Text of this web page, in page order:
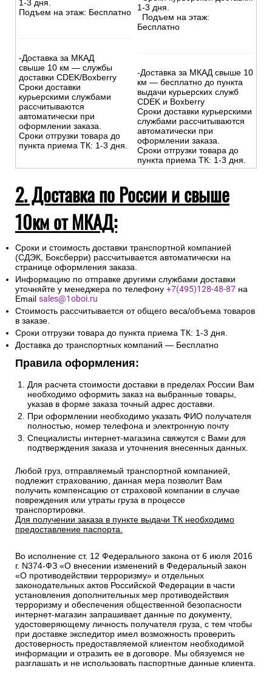
1-3 дня.
Подъем на этаж: Бесплатно
-Доставка за МКАД
свыше 10 км — службы
доставки CDEK/Boxberry
Сроки доставки
курьерскими службами
рассчитываются
автоматически при
оформлении заказа.
Сроки отгрузки товара до
пункта приема ТК: 1-3 дня.
1-3 дня.
Подъем на этаж:
Бесплатно
-Доставка за МКАД свыше 10
км — бесплатно до пункта
выдачи курьерских служб
CDEK и Boxberry
Сроки доставки курьерскими
службами рассчитываются
автоматически при
оформлении заказа.
Сроки отгрузки товара до
пункта приема ТК: 1-3 дня.
2. Доставка по России и свыше
10км от МКАД:
Сроки и стоимость доставки транспортной компанией
(СДЭК, Боксберри) рассчитывается автоматически на
странице оформления заказа.
Информацию по отправке другими службами доставки
уточняйте у менеджера по телефону +7(495)128-48-87 на
Email sales@1oboi.ru
Стоимость рассчитывается от общего веса/объема товаров
в заказе.
Сроки отгрузки товара до пункта приема ТК: 1-3 дня.
Доставка до транспортных компаний — Бесплатно
Правила оформления:
Для расчета стоимости доставки в пределах России Вам
необходимо оформить заказ на выбранные товары,
указав в форме заказа точный адрес доставки.
При оформлении необходимо указать ФИО получателя
полностью, номер телефона и электронную почту
Специалисты интернет-магазина свяжутся с Вами для
подтверждения заказа и уточнения внесенных данных.
Любой груз, отправляемый транспортной компанией,
подлежит страхованию, данная мера позволит Вам
получить компенсацию от страховой компании в случае
повреждения или утраты груза в процессе
транспортировки.
Для получении заказа в пункте выдачи ТК необходимо
предоставление паспорта.
Во исполнение ст. 12 Федерального закона от 6 июля 2016
г. N374-ФЗ «О внесении изменений в Федеральный закон
«О противодействии терроризму» и отдельных
законодательных актов Российской Федерации в части
установления дополнительных мер противодействия
терроризму и обеспечения общественной безопасности
интернет-магазин запрашивает данные по документу,
удостоверяющему личность получателя груза, с тем чтобы
при доставке экспедитор имел возможность проверить
достоверность предоставляемой клиентом необходимой
информации и отразить ее в договоре. Мы обязуемся не
разглашать и не использовать паспортные данные клиента.